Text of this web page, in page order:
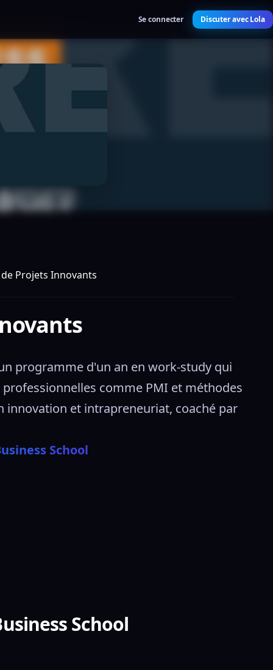
Se connecter Discuter avec Lola
Projets Innovants
programme d'un an en work-study qui
comme PMI et méthodes
innovation et intrapreneuriat, coaché par
School
School